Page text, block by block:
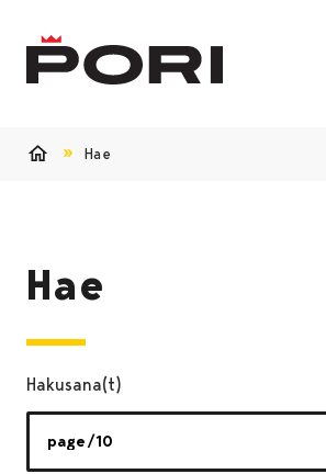
Hae
Hae
Hakusana(t)